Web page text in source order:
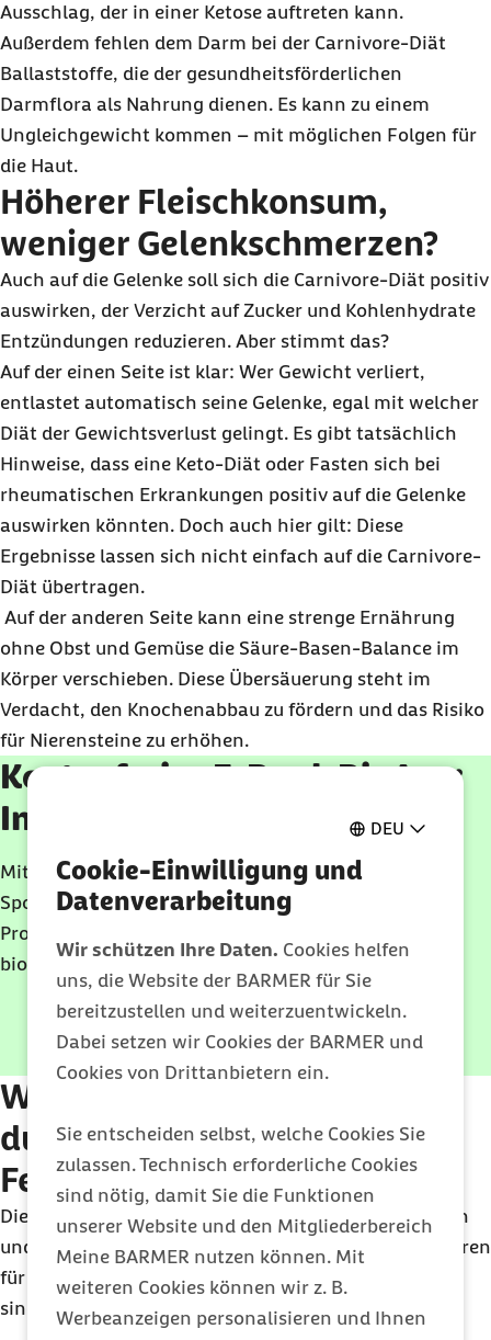
DEU
Cookie-Einwilligung und
Datenverarbeitung
Wir schützen Ihre Daten. Cookies helfen
uns, die Website der BARMER für Sie
bereitzustellen und weiterzuentwickeln.
Dabei setzen wir Cookies der BARMER und
Cookies von Drittanbietern ein.
Sie entscheiden selbst, welche Cookies Sie
zulassen. Technisch erforderliche Cookies
sind nötig, damit Sie die Funktionen
unserer Website und den Mitgliederbereich
Meine BARMER nutzen können. Mit
weiteren Cookies können wir z. B.
Werbeanzeigen personalisieren und Ihnen
Ausschlag, der in einer Ketose auftreten kann.
Außerdem fehlen dem Darm bei der Carnivore-Diät
Ballaststoffe, die der gesundheitsförderlichen
Darmflora als Nahrung dienen. Es kann zu einem
Ungleichgewicht kommen – mit möglichen Folgen für
die Haut.
Höherer Fleischkonsum,
weniger Gelenkschmerzen?
Auch auf die Gelenke soll sich die Carnivore-Diät positiv
auswirken, der Verzicht auf Zucker und Kohlenhydrate
Entzündungen reduzieren. Aber stimmt das?
Auf der einen Seite ist klar: Wer Gewicht verliert,
entlastet automatisch seine Gelenke, egal mit welcher
Diät der Gewichtsverlust gelingt. Es gibt tatsächlich
Hinweise, dass eine Keto-Diät oder Fasten sich bei
rheumatischen Erkrankungen positiv auf die Gelenke
auswirken könnten. Doch auch hier gilt: Diese
Ergebnisse lassen sich nicht einfach auf die Carnivore-
Diät übertragen.
Auf der anderen Seite kann eine strenge Ernährung
ohne Obst und Gemüse die Säure-Basen-Balance im
Körper verschieben. Diese Übersäuerung steht im
Verdacht, den Knochenabbau zu fördern und das Risiko
für Nierensteine zu erhöhen.
Kostenfreies E-Book BioAge:
In 6 Wochen jünger fühlen
Mit dem E-Book der renommierten
Sportwissenschaftler Dr. Dr. Michael Despeghel und
Prof. Dr. Karsten Krüger erfahren Sie, wie Sie Ihr
biologisches Alter positiv beeinflussen können.
E-Book herunterladen
Welche Risiken entstehen
durch hohen Fleisch- und
Fettkonsum?
Die Carnivore-Diät setzt auf große Mengen an Fleisch
und damit auch an tierischen Fetten, die Risikofaktoren
für die Entstehung von verschiedenen Erkrankungen
sind.